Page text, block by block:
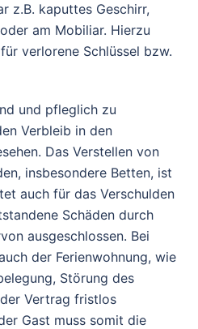
z.B. kaputtes Geschirr,
am Mobiliar. Hierzu
verlorene Schlüssel bzw.
und pfleglich zu
Verbleib in den
Das Verstellen von
insbesondere Betten, ist
auch für das Verschulden
Schäden durch
ausgeschlossen. Bei
der Ferienwohnung, wie
Störung des
Vertrag fristlos
Gast muss somit die